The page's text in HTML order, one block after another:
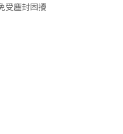
受塵封困擾